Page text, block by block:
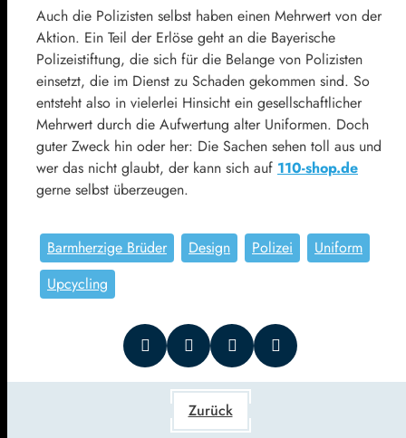
Auch die Polizisten selbst haben einen Mehrwert von der
Aktion. Ein Teil der Erlöse geht an die Bayerische
Polizeistiftung, die sich für die Belange von Polizisten
einsetzt, die im Dienst zu Schaden gekommen sind. So
entsteht also in vielerlei Hinsicht ein gesellschaftlicher
Mehrwert durch die Aufwertung alter Uniformen. Doch
guter Zweck hin oder her: Die Sachen sehen toll aus und
wer das nicht glaubt, der kann sich auf 110-shop.de
gerne selbst überzeugen.
Barmherzige Brüder Design Polizei
Uniform
Upcycling
Zurück